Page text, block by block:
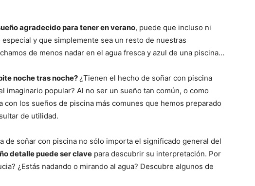
agradecido para tener en verano, puede que incluso ni
y que simplemente sea un resto de nuestras
de menos nadar en el agua fresca y azul de una piscina…
noche tras noche?¿Tienen el hecho de soñar con piscina
imaginario popular? Al no ser un sueño tan común, o como
con los sueños de piscina más comunes que hemos preparado
de utilidad.
de soñar con piscina no sólo importa el significado general del
detalle puede ser clave para descubrir su interpretación. Por
¿Estás nadando o mirando al agua? Descubre algunos de